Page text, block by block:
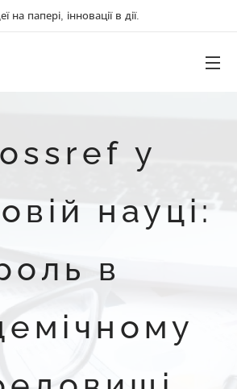
на папері, інновації в дії.
у
науці:
в